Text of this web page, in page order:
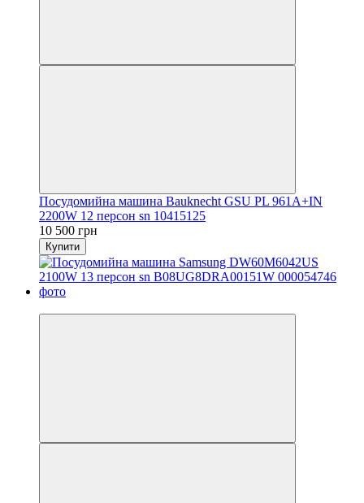
Посудомийна машина Bauknecht GSU PL 961A+IN
2200W 12 персон sn 10415125
10 500 грн
Купити